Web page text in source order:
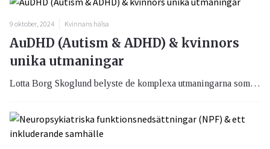
9 oktober, 2024 Kvinnans hälsa
AuDHD (Autism & ADHD) & kvinnors
unika utmaningar
Lotta Borg Skoglund belyste de komplexa utmaningarna som kvinnor med ADHD och autism, särskilt de med samsjuklighet (AuDHD), står inför, under en föreläsning arrangerad av Autism Skåne. Föreläsningen, med titeln "Från duktig flicka till utmattad kvinna", lyfte fram hur sociala förväntningar och biologiska skillnader påverkar diagnostisering och behandling av neuropsykiatriska funktionsnedsättningar (NPF) hos kvinnor.